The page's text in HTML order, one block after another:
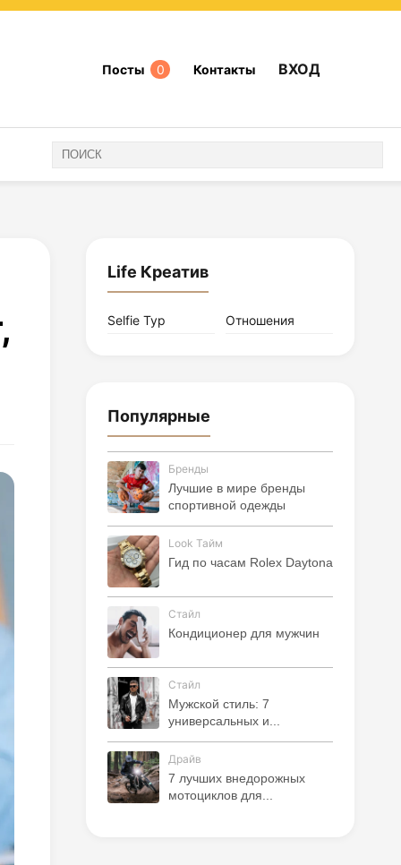
Посты 0 Контакты ВХОД
Life Креатив
Selfie Тур Отношения
Популярные
Бренды
Лучшие в мире бренды
спортивной одежды
Look Тайм
Гид по часам Rolex Daytona
Стайл
Кондиционер для мужчин
Стайл
Мужской стиль: 7
универсальных и...
Драйв
7 лучших внедорожных
мотоциклов для...